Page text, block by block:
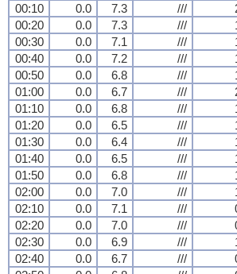
00:10
0.0 7.3 ///
00:20
0.0 7.3 ///
00:30
0.0 7.1 ///
00:40
0.0 7.2 ///
00:50
0.0 6.8 ///
01:00
0.0 6.7 ///
01:10
0.0 6.8 ///
01:20
0.0 6.5 ///
01:30
0.0 6.4 ///
01:40
0.0 6.5 ///
01:50
0.0 6.8 ///
02:00
0.0 7.0 ///
02:10
0.0 7.1 ///
02:20
0.0 7.0 ///
02:30
0.0 6.9 ///
02:40
0.0 6.7 ///